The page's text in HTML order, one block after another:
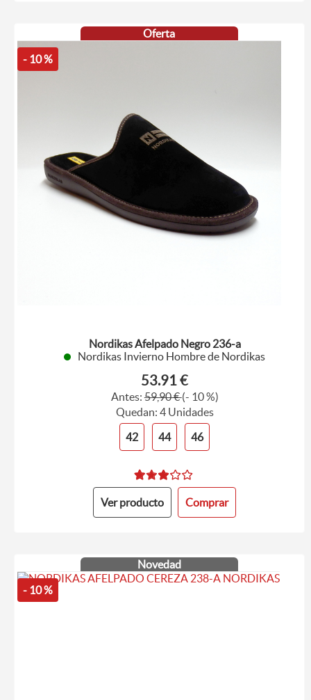
Oferta
- 10 %
Nordikas Afelpado Negro 236-a
Nordikas Invierno Hombre de Nordikas
53.91 €
Antes:59,90 €(- 10 %)
Quedan: 4 Unidades
42
44 46
Ver producto Comprar
Novedad
- 10 %